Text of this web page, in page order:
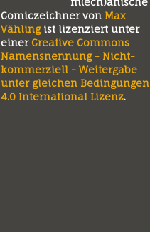
Comiczeichnervon Max
Vählingist lizenziert unter
einer Creative Commons
Namensnennung - Nicht-
kommerziell - Weitergabe
unter gleichen Bedingungen
4.0 International Lizenz.